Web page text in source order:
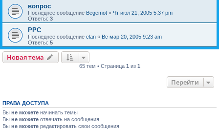
вопрос
Последнее сообщение Begemot « Чт июл 21, 2005 5:37 pm
Ответы: 3
PPC
Последнее сообщение clan « Вс мар 20, 2005 9:23 am
Ответы: 5
Новая тема
65 тем • Страница 1 из 1
Перейти
ПРАВА ДОСТУПА
Вы не можете начинать темы
Вы не можете отвечать на сообщения
Вы не можете редактировать свои сообщения